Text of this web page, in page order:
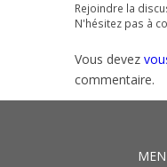
Rejoindre la
N'hésitez pas à
Vous devez
commentaire.